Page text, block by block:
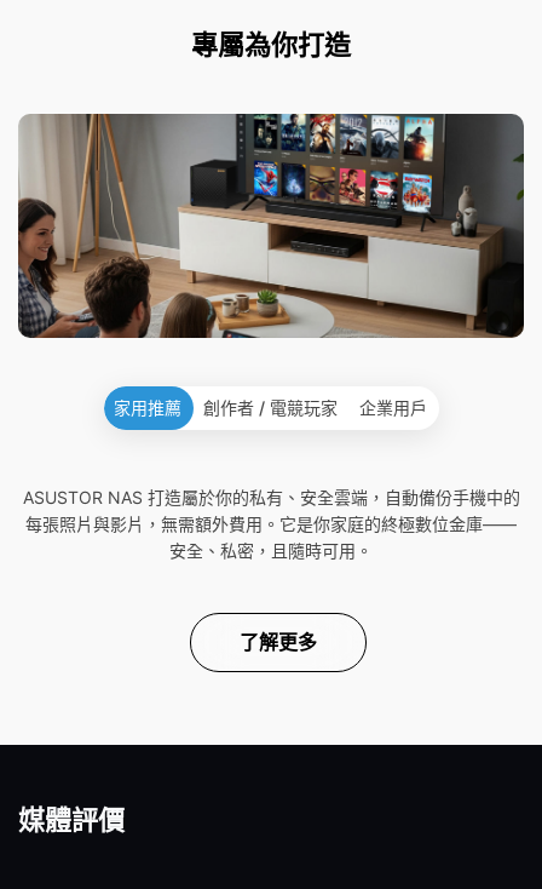
專屬為你打造
家用推薦 創作者 / 電競玩家 企業用戶
ASUSTOR NAS 打造屬於你的私有、安全雲端，自動備份手機中的
每張照片與影片，無需額外費用。它是你家庭的終極數位金庫——
安全、私密，且隨時可用。
了解更多
媒體評價